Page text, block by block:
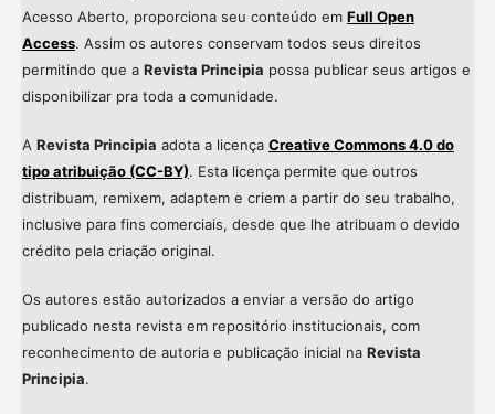
Acesso Aberto, proporciona seu conteúdo em Full Open
Access. Assim os autores conservam todos seus direitos
permitindo que a Revista Principia possa publicar seus artigos e
disponibilizar pra toda a comunidade.
A Revista Principia adota a licença Creative Commons 4.0 do
tipo atribuição (CC-BY). Esta licença permite que outros
distribuam, remixem, adaptem e criem a partir do seu trabalho,
inclusive para fins comerciais, desde que lhe atribuam o devido
crédito pela criação original.
Os autores estão autorizados a enviar a versão do artigo
publicado nesta revista em repositório institucionais, com
reconhecimento de autoria e publicação inicial na Revista
Principia.